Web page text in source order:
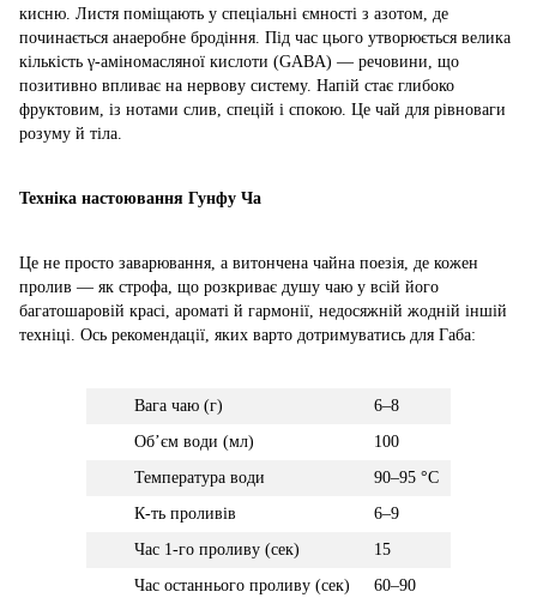
кисню. Листя поміщають у спеціальні ємності з азотом, де
починається анаеробне бродіння. Під час цього утворюється велика
кількість γ-аміномасляної кислоти (GABA) — речовини, що
позитивно впливає на нервову систему. Напій стає глибоко
фруктовим, із нотами слив, спецій і спокою. Це чай для рівноваги
розуму й тіла.
Техніка настоювання Гунфу Ча
Це не просто заварювання, а витончена чайна поезія, де кожен
пролив — як строфа, що розкриває душу чаю у всій його
багатошаровій красі, ароматі й гармонії, недосяжній жодній іншій
техніці. Ось рекомендації, яких варто дотримуватись для Габа:
Вага чаю (г)
6–8
Обʼєм води (мл)
100
Температура води
90–95 °C
К-ть проливів
6–9
Час 1-го проливу (сек)
15
Час останнього проливу (сек)
60–90